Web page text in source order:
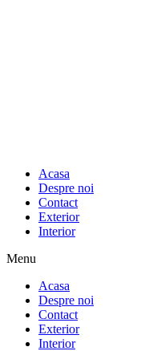
Acasa
Despre noi
Contact
Exterior
Interior
Menu
Acasa
Despre noi
Contact
Exterior
Interior